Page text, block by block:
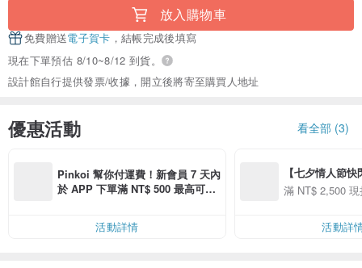
放入購物車
免費贈送電子賀卡 ，結帳完成後填寫
現在下單預估 8/10~8/12 到貨。
設計館自行提供發票/收據，開立後將寄至購買人地址
優惠活動 看全部 (3)
Pinkoi 幫你付運費！新會員 7 天內
於 APP 下單滿 NT$ 500 最高可折
活動詳情
【七夕情人節
用 APP 購買任
滿 NT$ 2,500
活動詳